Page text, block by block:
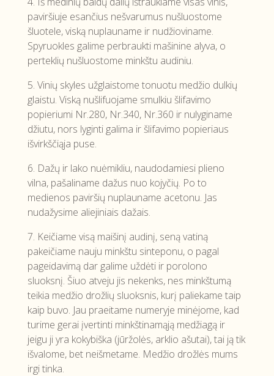
paviršiuje esančius nešvarumus nušluostome
šluotele, viską nuplauname ir nudžioviname.
Spyruokles galime perbraukti mašinine alyva, o
perteklių nušluostome minkštu audiniu.
5. Vinių skyles užglaistome tonuotu medžio dulkių
glaistu. Viską nušlifuojame smulkiu šlifavimo
popieriumi Nr.280, Nr.340, Nr.360 ir nulyginame
džiutu, nors lyginti galima ir šlifavimo popieriaus
išvirkščiąja puse.
6. Dažų ir lako nuėmikliu, naudodamiesi plieno
vilna, pašaliname dažus nuo kojyčių. Po to
medienos paviršių nuplauname acetonu. Jas
nudažysime aliejiniais dažais.
7. Keičiame visą maišinį audinį, seną vatiną
pakeičiame nauju minkštu sinteponu, o pagal
pageidavimą dar galime uždėti ir porolono
sluoksnį. Šiuo atveju jis nekenks, nes minkštumą
teikia medžio drožlių sluoksnis, kurį paliekame taip
kaip buvo. Jau praeitame numeryje minėjome, kad
turime gerai įvertinti minkštinamąją medžiagą ir
jeigu ji yra kokybiška (jūržolės, arklio ašutai), tai ją tik
išvalome, bet neišmetame. Medžio drožlės mums
irgi tinka.